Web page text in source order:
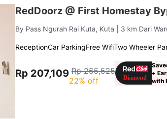
RedDoorz @ First Homestay
By Pass Ngurah Rai Kuta, Kuta | 3 km Dari
ReceptionCar ParkingFree WifiTwo Wheeler
Rp 207,109 Rp 265,525
22% off
+
with